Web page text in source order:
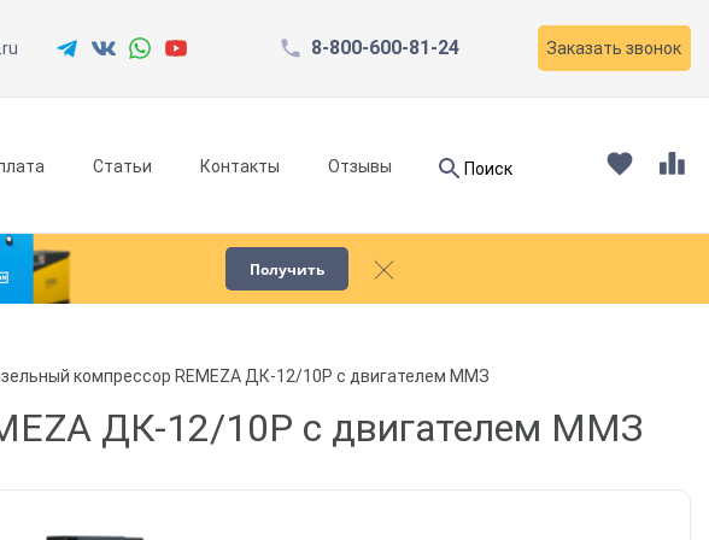
8-800-600-81-24 Заказать звонок
Пескоструйное оборудование
Статьи Контакты Отзывы Поиск
Получить
компрессор REMEZA ДК-12/10Р с двигателем ММЗ
ДК-12/10Р с двигателем ММЗ